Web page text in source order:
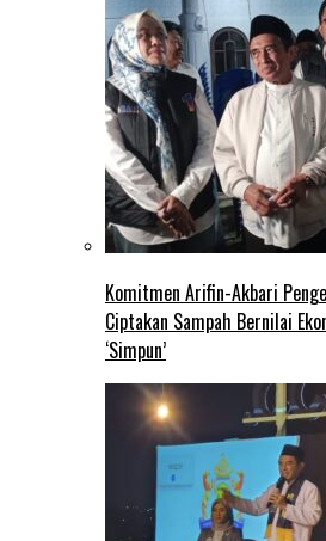
Komitmen Arifin-Akbari
Ciptakan Sampah Bernilai
‘Simpun’